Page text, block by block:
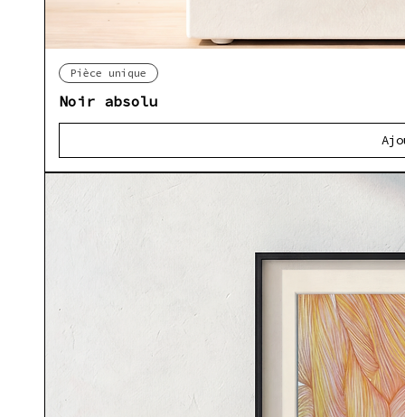
Pièce unique
Noir absolu